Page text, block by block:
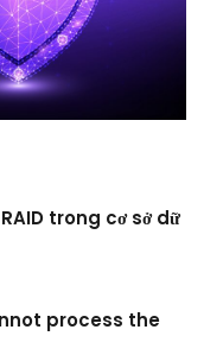
trong cơ sở dữ
process the